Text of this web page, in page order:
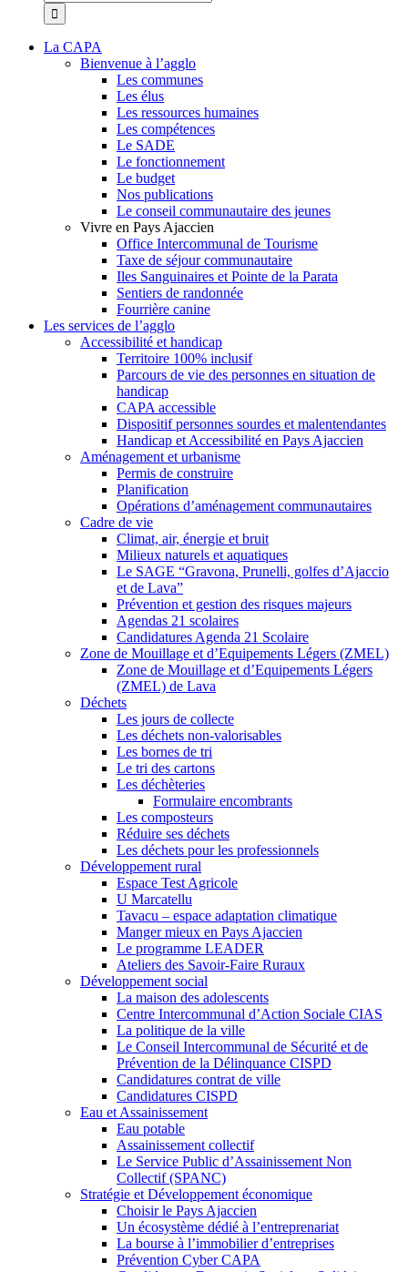
La CAPA
Bienvenue à l’agglo
Les communes
Les élus
Les ressources humaines
Les compétences
Le SADE
Le fonctionnement
Le budget
Nos publications
Le conseil communautaire des jeunes
Vivre en Pays Ajaccien
Office Intercommunal de Tourisme
Taxe de séjour communautaire
Iles Sanguinaires et Pointe de la Parata
Sentiers de randonnée
Fourrière canine
Les services de l’agglo
Accessibilité et handicap
Territoire 100% inclusif
Parcours de vie des personnes en situation de
handicap
CAPA accessible
Dispositif personnes sourdes et malentendantes
Handicap et Accessibilité en Pays Ajaccien
Aménagement et urbanisme
Permis de construire
Planification
Opérations d’aménagement communautaires
Cadre de vie
Climat, air, énergie et bruit
Milieux naturels et aquatiques
Le SAGE “Gravona, Prunelli, golfes d’Ajaccio
et de Lava”
Prévention et gestion des risques majeurs
Agendas 21 scolaires
Candidatures Agenda 21 Scolaire
Zone de Mouillage et d’Equipements Légers (ZMEL)
Zone de Mouillage et d’Equipements Légers
(ZMEL) de Lava
Déchets
Les jours de collecte
Les déchets non-valorisables
Les bornes de tri
Le tri des cartons
Les déchèteries
Formulaire encombrants
Les composteurs
Réduire ses déchets
Les déchets pour les professionnels
Développement rural
Espace Test Agricole
U Marcatellu
Tavacu – espace adaptation climatique
Manger mieux en Pays Ajaccien
Le programme LEADER
Ateliers des Savoir-Faire Ruraux
Développement social
La maison des adolescents
Centre Intercommunal d’Action Sociale CIAS
La politique de la ville
Le Conseil Intercommunal de Sécurité et de
Prévention de la Délinquance CISPD
Candidatures contrat de ville
Candidatures CISPD
Eau et Assainissement
Eau potable
Assainissement collectif
Le Service Public d’Assainissement Non
Collectif (SPANC)
Stratégie et Développement économique
Choisir le Pays Ajaccien
Un écosystème dédié à l’entreprenariat
La bourse à l’immobilier d’entreprises
Prévention Cyber CAPA